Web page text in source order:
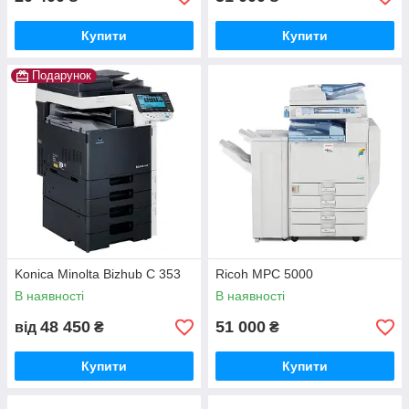
За принципом передачі кольору діляться на:
монохромні.
Головний офіс знаходиться в місті Харків, куди ви можете
звернутися за більш детальною інформацією для вирішення
ваших питань.
Контактний телефон:
+380 (93) 308-11-70
+380 (99) 341-97-58
Зв'язок через Telegram, Viber, WhatsApp
Де купити копіри в Києві і Харкові?
Купити Купити
Подарунок
Konica Minolta Bizhub C 353
В наявності
від 48 450 ₴
Купити
Ricoh MPC 5000
В наявності
51 000 ₴
Купити